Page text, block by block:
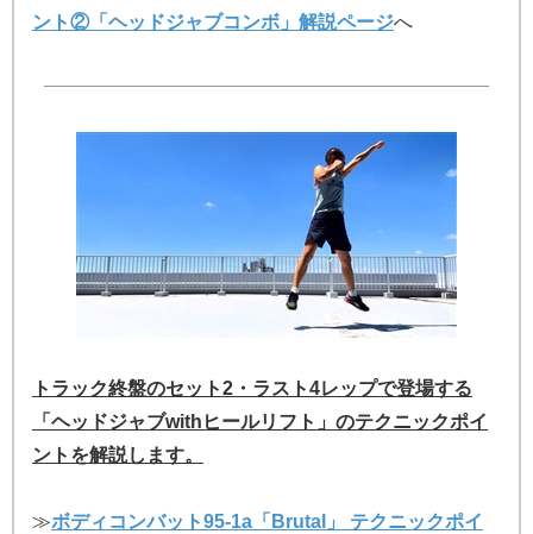
ント②「ヘッドジャブコンボ」解説ページへ
トラック終盤のセット2・ラスト4レップで登場する
「ヘッドジャブwithヒールリフト」のテクニックポイ
ントを解説します。
≫ボディコンバット95-1a「Brutal」 テクニックポイ